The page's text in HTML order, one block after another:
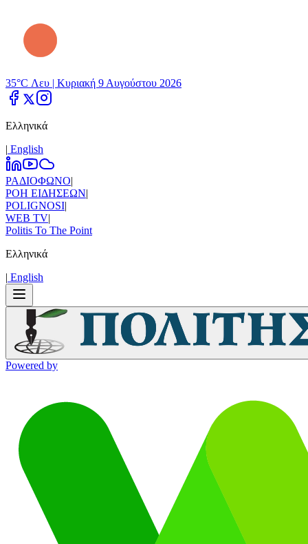
35°C Λευ | Κυριακή 9 Αυγούστου 2026
Ελληνικά
| Εnglish
ΡΑΔΙΟΦΩΝΟ|
ΡΟΗ ΕΙΔΗΣΕΩΝ|
POLIGNOSI|
WEB TV|
Politis To The Point
Ελληνικά
| Εnglish
Powered by